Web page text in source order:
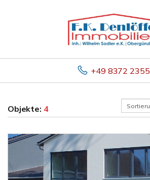
+49 8372 2355
Objekte: 4